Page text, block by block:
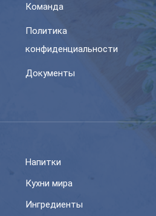
Команда
Политика
конфиденциальности
Документы
Напитки
Кухни мира
Ингредиенты